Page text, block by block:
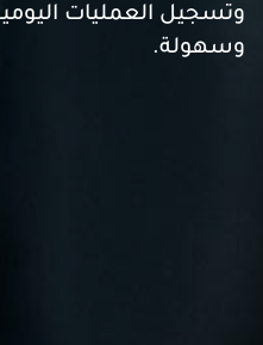
وتسجيل العمليات
وسهولة.